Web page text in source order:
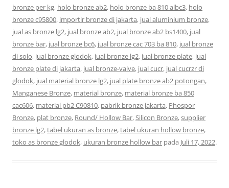
bronze per kg, holo bronze ab2, holo bronze ba 810 albc3, holo
bronze c95800, importir bronze di jakarta, jual aluminium bronze,
jual as bronze lg2, jual bronze ab2, jual bronze ab2 bs1400, jual
bronze bar, jual bronze bc6, jual bronze cac 703 ba 810, jual bronze
di solo, jual bronze glodok, jual bronze lg2, jual bronze plate, jual
bronze plate di jakarta, jual bronze-valve, jual cucr, jual cucrzr di
glodok, jual material bronze lg2, jual plate bronze ab2 potongan,
Manganese Bronze, material bronze, material bronze ba 850
cac606, material pb2 C90810, pabrik bronze jakarta, Phospor
Bronze, plat bronze, Round/ Hollow Bar,Silicon Bronze,supplier
bronze lg2,tabel ukuran as bronze,tabel ukuran hollow bronze,
toko as bronze glodok, ukuran bronze hollow bar pada Juli 17, 2022.